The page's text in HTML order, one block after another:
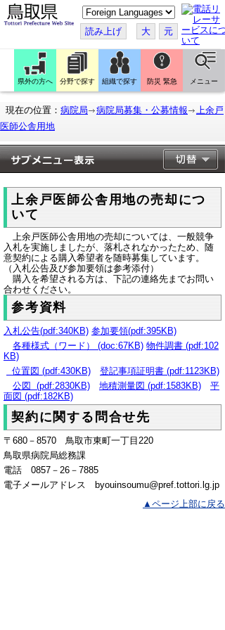
こ
の
ペ
ー
ジ
翻
訳
す
る
読み上げ 大 元
県外の方へ 分野で探す 組織で探す 防災 緊急 メニュー
現在の位置： 病院局 病院局募集・公募情報
上余戸
医師公舎用地
上余戸医師公舎用地の売却につ
いて
上余戸医師公舎用地の売却については、 一般競争
入札を実施しましたが、落札されなかったため、随
意契約による購入希望者を随時募集しています。
（入札公告及び参加要領は参考添付）
購入を希望される方は、下記の連絡先までお問い
合わせください。
参考資料
入札公告(pdf:340KB) 参加要領(pdf:395KB)
各種様式（ワード） (doc:67KB) 物件調書 (pdf:102
KB)
位置図 (pdf:430KB)
登記事項証明書 (pdf:1123KB)
公図 (pdf:2830KB)
地積測量図 (pdf:1583KB)
平
面図 (pdf:182KB)
契約に関する問合せ先
〒 680 － 8570 鳥取市東町一丁目 220
鳥取県病院局総務課
電話 0857－26－7885
電子メールアドレス byouinsoumu@pref.tottori.lg.jp
▲ページ上部に戻る